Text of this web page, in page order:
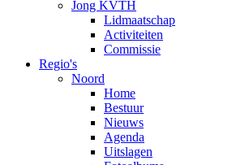
Jong KVTH
Lidmaatschap
Activiteiten
Commissie
Regio's
Noord
Home
Bestuur
Nieuws
Agenda
Uitslagen